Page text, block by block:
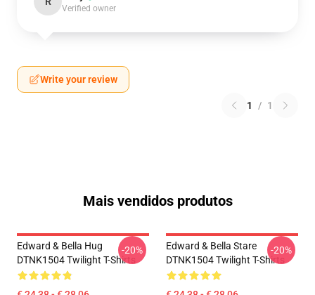
Verified owner
Write your review
1 / 1
Mais vendidos produtos
Edward & Bella Hug
DTNK1504 Twilight T-Shirts
-20%
Edward & Bella Stare
DTNK1504 Twilight T-Shirts
-20%